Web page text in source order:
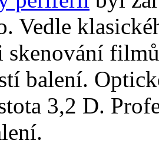
Vedle
skenování
balení.
3,2 D.